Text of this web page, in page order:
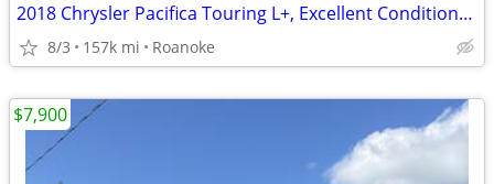
2018 Chrysler Pacifica Touring L+, Excellent Condition+90Days Warranty
8/3 157k mi Roanoke
$7,900